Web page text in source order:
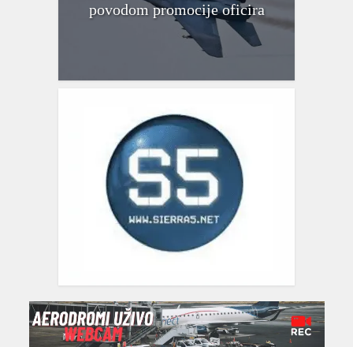
povodom promocije oficira